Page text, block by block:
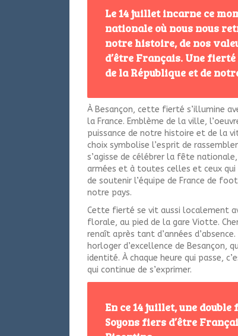
Le 14 juillet incarne ce
nationale où nous nous
notre histoire, de nos
d’être Français. Une
de la République et de
À Besançon, cette fierté s’illumine
la France. Emblème de la ville,
puissance de notre histoire et de la
choix symbolise l’esprit de
s’agisse de célébrer la fête
armées et à toutes celles et ceux
de soutenir l’équipe de France de
notre pays.
Cette fierté se vit aussi localement
florale, au pied de la gare Viotte.
renaît après tant d’années
horloger d’excellence de Besançon,
identité. À chaque heure qui passe,
qui continue de s’exprimer.
En ce 14 juillet, une
Soyons fiers d’être